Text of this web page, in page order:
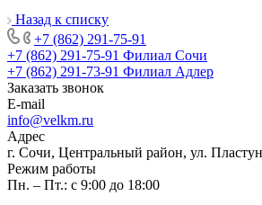
Назад к списку
+7 (862) 291-75-91
+7 (862) 291-75-91 Филиал Сочи
+7 (862) 291-73-91 Филиал Адлер
Заказать звонок
E-mail
info@velkm.ru
Адрес
г. Сочи, Центральный район, ул.
Режим работы
Пн. – Пт.: с 9:00 до 18:00